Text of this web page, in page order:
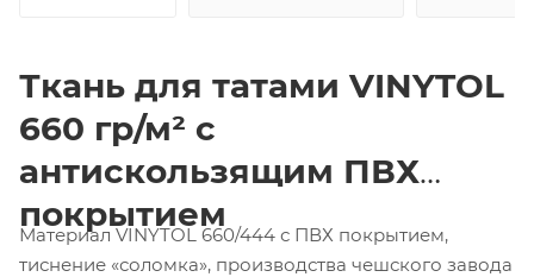
Ткань для татами VINYTOL
660 гр/м² с
антискользящим ПВХ
покрытием
Материал VINYTOL 660/444 с ПВХ покрытием,
тиснение «соломка», производства чешского завода